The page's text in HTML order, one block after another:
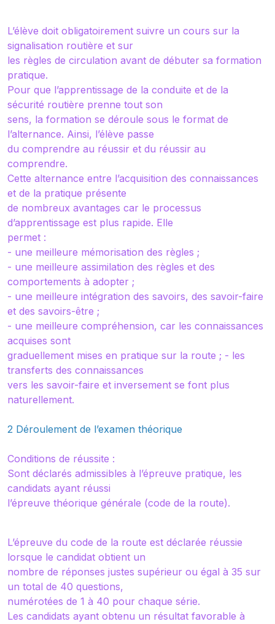
L’élève doit obligatoirement suivre un cours sur la
signalisation routière et sur
les règles de circulation avant de débuter sa formation
pratique.
Pour que l’apprentissage de la conduite et de la
sécurité routière prenne tout son
sens, la formation se déroule sous le format de
l’alternance. Ainsi, l’élève passe
du comprendre au réussir et du réussir au
comprendre.
Cette alternance entre l’acquisition des connaissances
et de la pratique présente
de nombreux avantages car le processus
d’apprentissage est plus rapide. Elle
permet :
- une meilleure mémorisation des règles ;
- une meilleure assimilation des règles et des
comportements à adopter ;
- une meilleure intégration des savoirs, des savoir-faire
et des savoirs-être ;
- une meilleure compréhension, car les connaissances
acquises sont
graduellement mises en pratique sur la route ; - les
transferts des connaissances
vers les savoir-faire et inversement se font plus
naturellement.
2 Déroulement de l’examen théorique
Conditions de réussite :
Sont déclarés admissibles à l’épreuve pratique, les
candidats ayant réussi
l’épreuve théorique générale (code de la route).
L’épreuve du code de la route est déclarée réussie
lorsque le candidat obtient un
nombre de réponses justes supérieur ou égal à 35 sur
un total de 40 questions,
numérotées de 1 à 40 pour chaque série.
Les candidats ayant obtenu un résultat favorable à